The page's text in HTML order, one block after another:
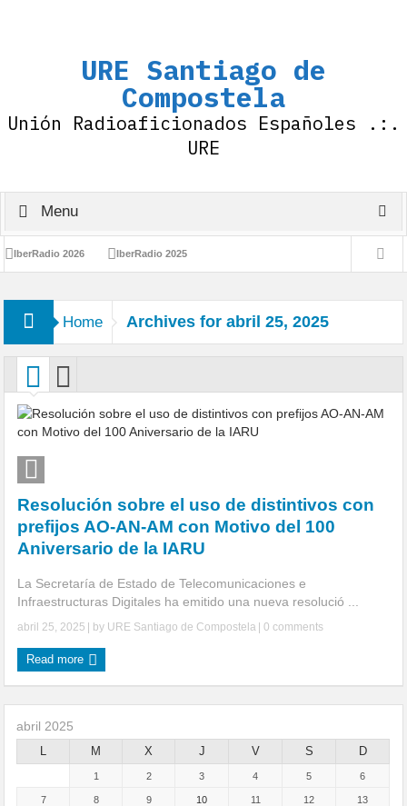
URE Santiago de
Compostela
Unión Radioaficionados Españoles .:.
URE
Menu
IberRadio 2026 IberRadio 2025
con Motivo del 100 Aniversario de la IARU
Diploma 100 Aniversario de la IARU
IberRadio 2024 1.323.377 QSO -.- 75 Aniversario URE
Autorización de los prefijos AO-AN-AM
75 Aniversario URE
Home Archives for abril 25, 2025
Resolución sobre el uso de distintivos con
prefijos AO-AN-AM con Motivo del 100
Aniversario de la IARU
La Secretaría de Estado de Telecomunicaciones e
Infraestructuras Digitales ha emitido una nueva resolució ...
abril 25, 2025 | by URE Santiago de Compostela 0 comments
Read more
abril 2025
L M X J V S D
1 2 3 4 5 6
7 8 9 10 11 12 13